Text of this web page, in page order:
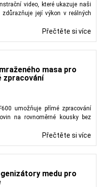
video, které ukazuje naši
její výkon v reálných
Přečtěte si více
masa pro
zpracování
umožňuje přímé zpracování
na rovnoměrné kousky bez
Přečtěte si více
medu pro